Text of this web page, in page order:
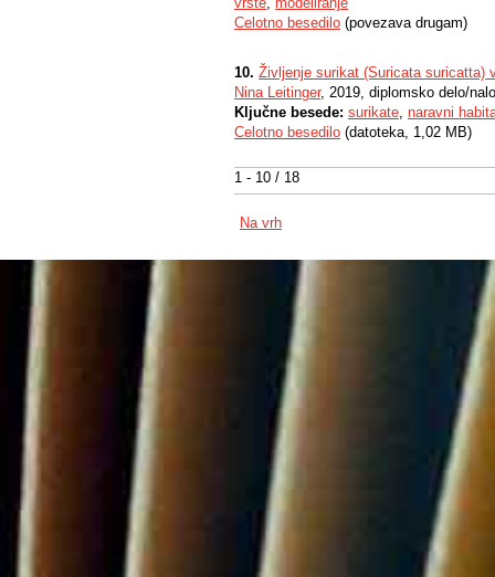
1 - 10 / 18
Celotno besedilo (povezava drugam)
10. Življenje surikat (Suricata suricatta)
Nina Leitinger, 2019, diplomsko delo/
Ključne besede: surikate, naravni
Celotno besedilo (datoteka, 1,02 MB)
Na vrh